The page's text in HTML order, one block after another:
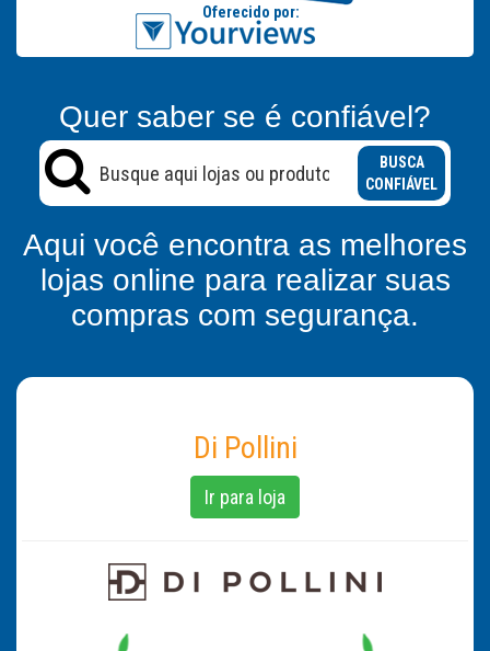
Quer saber se é confiável?
BUSCA
CONFIÁVEL
Aqui você encontra as melhores
lojas online para realizar suas
compras com segurança.
Di Pollini
Ir para loja